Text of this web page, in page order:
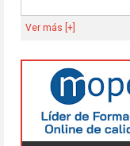
Ver más [+]